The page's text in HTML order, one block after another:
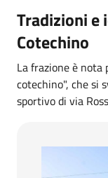
Tradizioni e
Cotechino
La frazione è
cotechino", che si
sportivo di via
Chiesa della